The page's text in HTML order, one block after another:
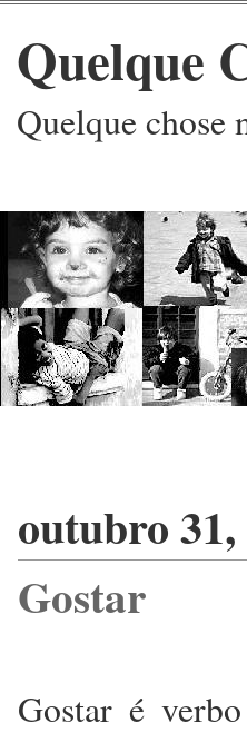
Quelque
Quelque chose
outubro 31,
Gostar
Gostar é